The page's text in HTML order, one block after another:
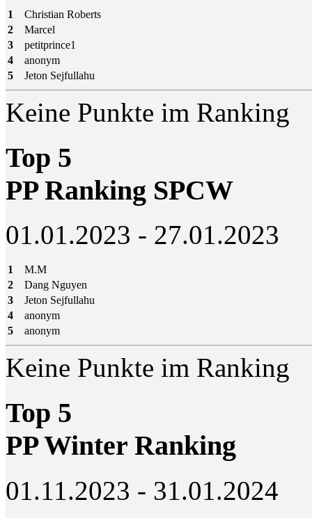
1
Christian Roberts
2
Marcel
3
petitprince1
4
anonym
5
Jeton Sejfullahu
Keine Punkte im Ranking
Top 5
PP Ranking SPCW
01.01.2023 - 27.01.2023
1
M.M
2
Dang Nguyen
3
Jeton Sejfullahu
4
anonym
5
anonym
Keine Punkte im Ranking
Top 5
PP Winter Ranking
01.11.2023 - 31.01.2024